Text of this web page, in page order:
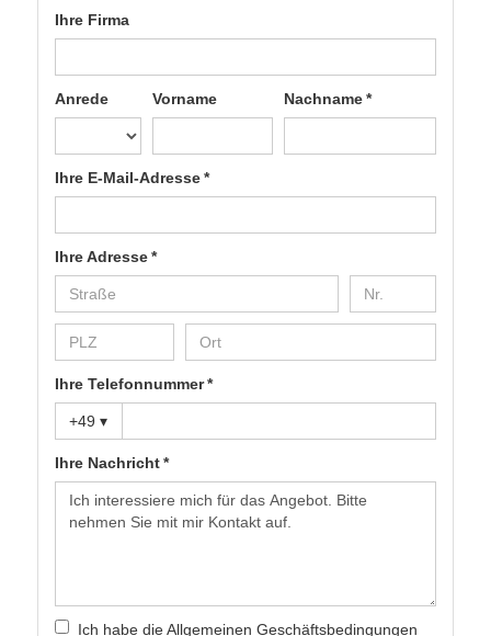
Ihre Firma
Anrede Vorname Nachname *
Ihre E-Mail-Adresse *
Ihre Adresse *
Ihre Telefonnummer *
+49 ▾
Ihre Nachricht *
Ich habe dieAllgemeinen Geschäftsbedingungen